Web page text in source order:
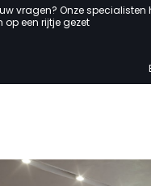
of
vragen? Onze specialisten
een rijtje gezet